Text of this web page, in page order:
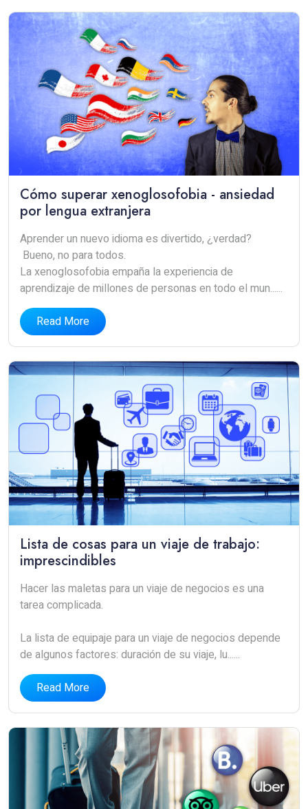
Cómo superar xenoglosofobia - ansiedad
por lengua extranjera
Aprender un nuevo idioma es divertido, ¿verdad?
Bueno, no para todos.
La xenoglosofobia empaña la experiencia de
aprendizaje de millones de personas en todo el mun......
Read More
Lista de cosas para un viaje de trabajo:
imprescindibles
Hacer las maletas para un viaje de negocios es una
tarea complicada.
La lista de equipaje para un viaje de negocios depende
de algunos factores: duración de su viaje, lu......
Read More